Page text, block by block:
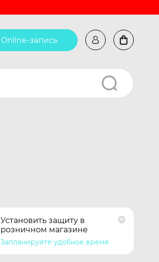
Online-запись
Установить защиту в
розничном магазине
Запланируйте удобное время